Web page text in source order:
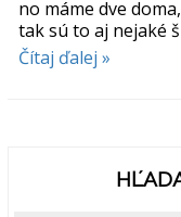
no máme dve
tak sú to aj nejaké
Čítaj ďalej »